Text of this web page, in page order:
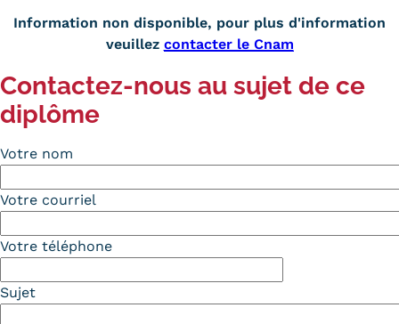
Taxe d'apprentissage
Être enseignant au Cnam
Infos partenaires
Liste des partenaires
Communication
Kits communications Cnam
Fiche contact salons, forums,
Information non disponible, pour plus d'information
veuillez contacter le Cnam
Contactez-nous au sujet de ce
diplôme
Votre nom
Votre courriel
Votre téléphone
Sujet